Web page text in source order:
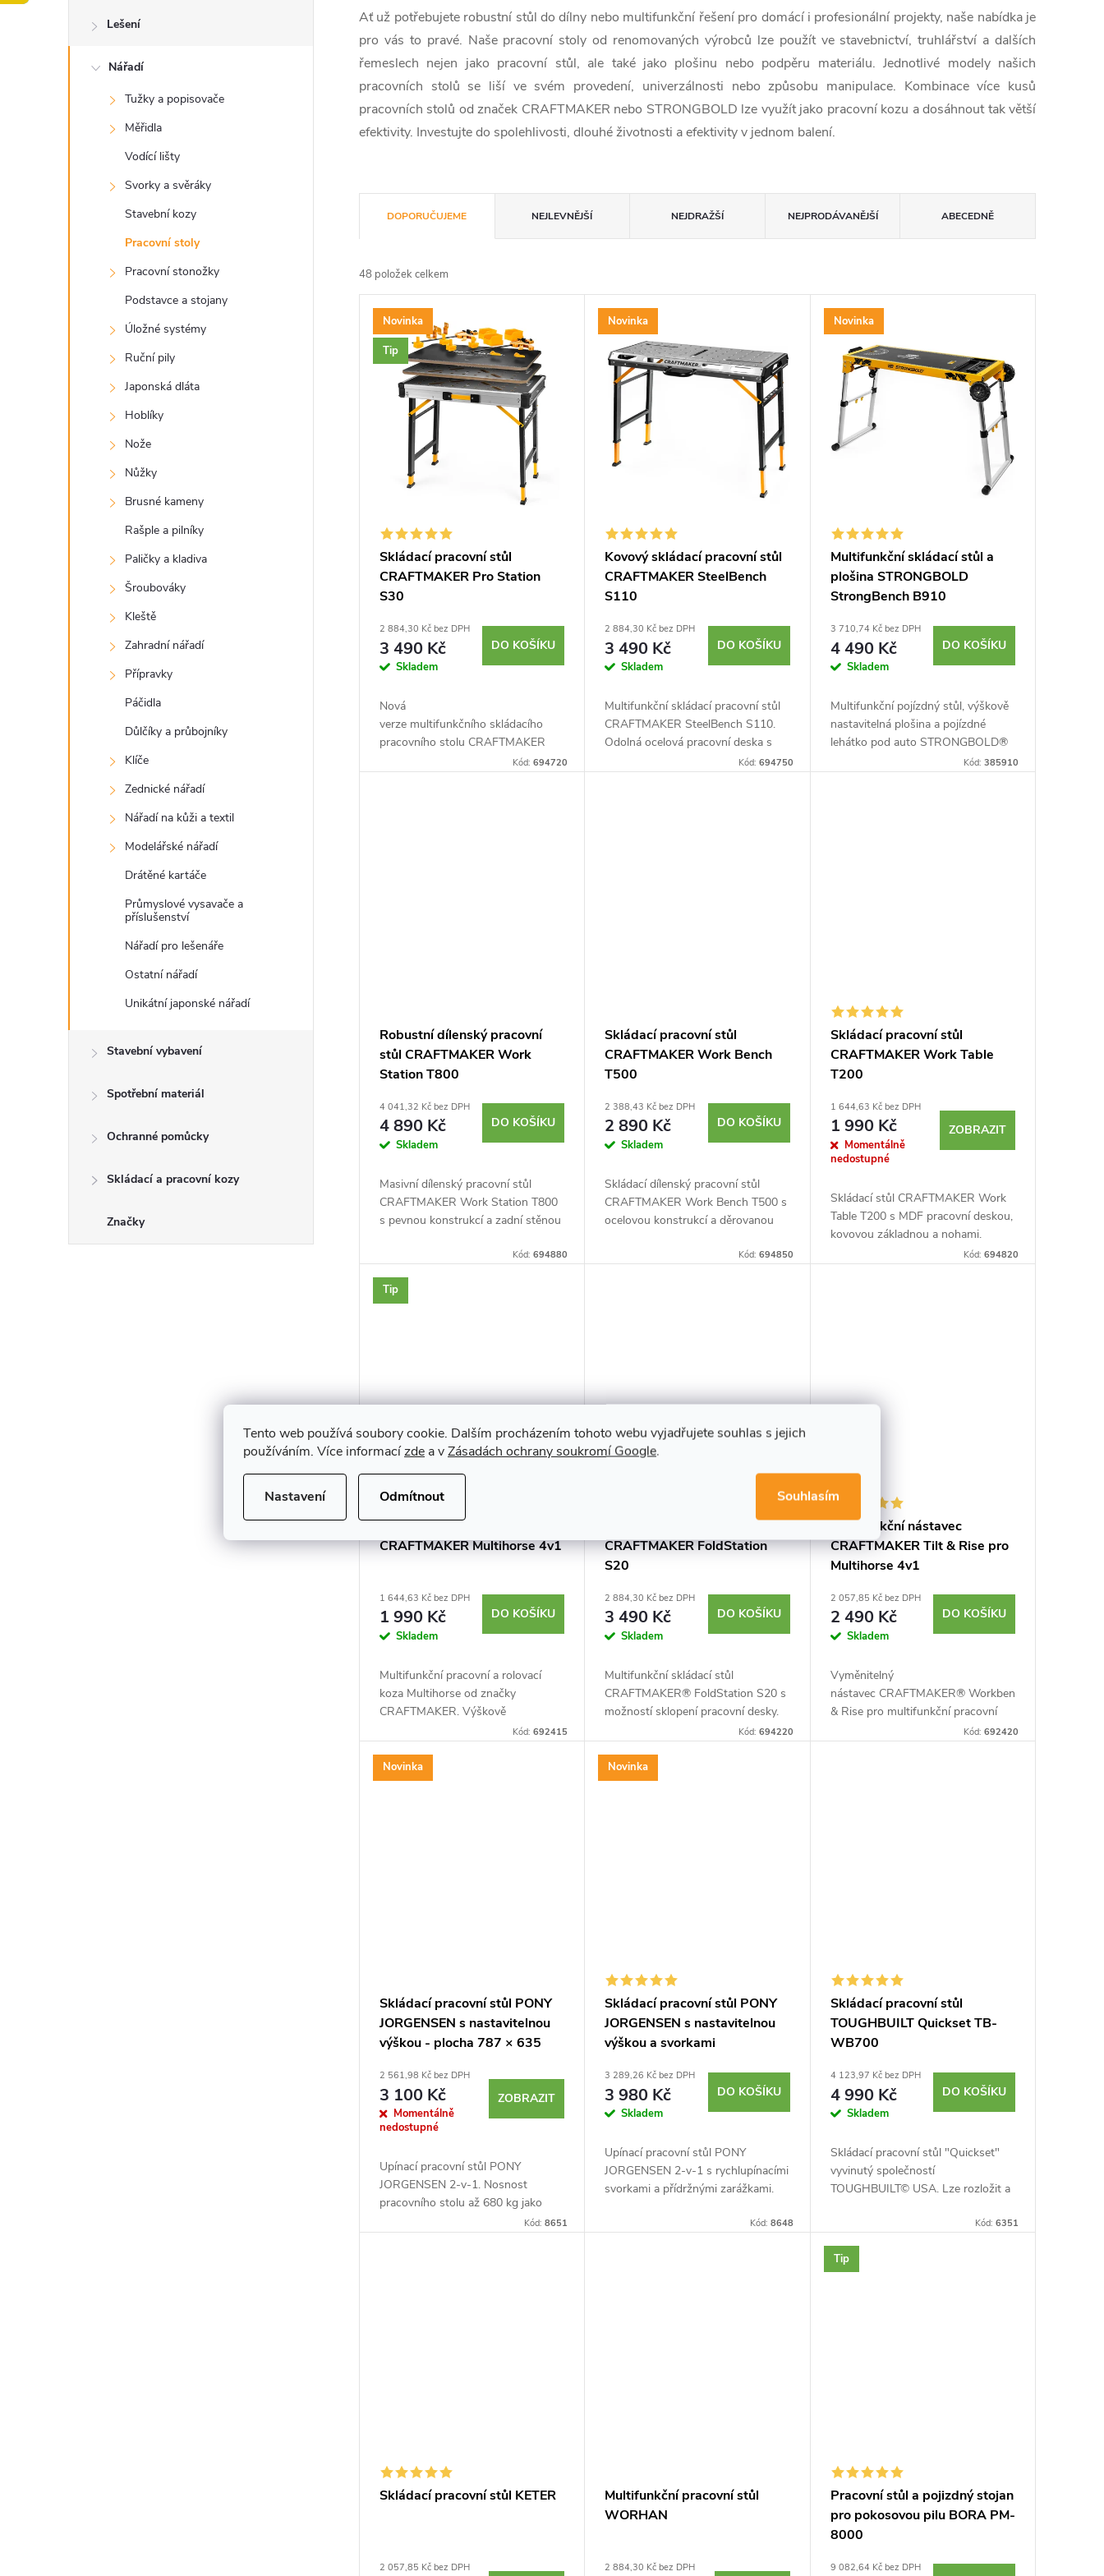
Tento web používá soubory cookie. Dalším procházením tohoto webu vyjadřujete souhlas s jejich
používáním. Více informacízde a vZásadách ochrany soukromí Google.
Nastavení Odmítnout Souhlasím
s
Lešení
Nářadí
Tužky a popisovače
Měřidla
Vodící lišty
Svorky a svěráky
Stavební kozy
Pracovní stoly
Pracovní stonožky
Podstavce a stojany
Úložné systémy
Ruční pily
Japonská dláta
Hoblíky
Nože
Nůžky
Brusné kameny
Rašple a pilníky
Paličky a kladiva
Šroubováky
Kleště
Zahradní nářadí
Přípravky
Páčidla
Důlčíky a průbojníky
Klíče
Zednické nářadí
Nářadí na kůži a textil
Modelářské nářadí
Drátěné kartáče
Průmyslové vysavače a
příslušenství
Nářadí pro lešenáře
Ostatní nářadí
Unikátní japonské nářadí
Stavební vybavení
Spotřební materiál
Ochranné pomůcky
Skládací a pracovní kozy
Značky
Ať už potřebujete robustní stůl do dílny nebo multifunkční řešení pro domácí i profesionální projekty, naše nabídka je
pro vás to pravé. Naše pracovní stoly od renomovaných výrobců lze použít ve stavebnictví, truhlářství a dalších
řemeslech nejen jako pracovní stůl, ale také jako plošinu nebo podpěru materiálu. Jednotlivé modely našich
pracovních stolů se liší ve svém provedení, univerzálnosti nebo způsobu manipulace. Kombinace více kusů
pracovních stolů od značek CRAFTMAKER nebo STRONGBOLD lze využít jako pracovní kozu a dosáhnout tak větší
efektivity. Investujte do spolehlivosti, dlouhé životnosti a efektivity v jednom balení.
a
z
e
n
DOPORUČUJEME NEJLEVNĚJŠÍ NEJDRAŽŠÍ NEJPRODÁVANĚJŠÍ ABECEDNĚ
48 položek celkem
V
ý
t
Novinka
Tip
Skládací pracovní stůl
CRAFTMAKER Pro Station
S30
2 884,30 Kč bez DPH
3 490 Kč
Skladem
DO KOŠÍKU
Nová
verze multifunkčního skládacího
pracovního stolu CRAFTMAKER
Pro Station S30 s výměnnou
Kód:694720
Novinka
Kovový skládací pracovní stůl
CRAFTMAKER SteelBench
S110
2 884,30 Kč bez DPH
3 490 Kč
Skladem
DO KOŠÍKU
Multifunkční skládací pracovní stůl
CRAFTMAKER SteelBench S110.
Odolná ocelová pracovní deska s
chytře umístěnými otvory pro
Kód: 694750
Novinka
Multifunkční skládací stůl a
plošina STRONGBOLD
StrongBench B910
3 710,74 Kč bez DPH
4 490 Kč
Skladem
DO KOŠÍKU
Multifunkční pojízdný stůl, výškově
nastavitelná plošina a pojízdné
lehátko pod auto STRONGBOLD®
StrongBench B910. Ocelová
Kód: 385910
Robustní dílenský pracovní
stůl CRAFTMAKER Work
Station T800
4 041,32 Kč bez DPH
4 890 Kč
Skladem
DO KOŠÍKU
Masivní dílenský pracovní stůl
CRAFTMAKER Work Station T800
s pevnou konstrukcí a zadní stěnou
Vyměnitelná MDF deska s odolným
černým...
Kód:694880
Skládací pracovní stůl
CRAFTMAKER Work Bench
T500
2 388,43 Kč bez DPH
2 890 Kč
Skladem
DO KOŠÍKU
Skládací dílenský pracovní stůl
CRAFTMAKER Work Bench T500 s
ocelovou konstrukcí a děrovanou
pegboardem pro organizaci nářadí.
Kód: 694850
Skládací pracovní stůl
CRAFTMAKER Work Table
T200
1 644,63 Kč bez DPH
1 990 Kč
Momentálně
nedostupné
ZOBRAZIT
Skládací stůl CRAFTMAKER Work
Table T200 s MDF pracovní deskou,
kovovou základnou a nohami.
Pevná pracovní výška je 74,5 cm.
Kód: 694820
Tip
Multifunkční pracovní koza
CRAFTMAKER Multihorse 4v1
1 644,63 Kč bez DPH
1 990 Kč
Skladem
DO KOŠÍKU
Multifunkční pracovní a rolovací
koza Multihorse od značky
CRAFTMAKER. Výškově
nastavitelná. 4 funkce – lze
pevným podstavcem, rolovací
kozu,...
Kód:692415
Skládací pracovní stůl a koza
CRAFTMAKER FoldStation
S20
2 884,30 Kč bez DPH
3 490 Kč
Skladem
DO KOŠÍKU
Multifunkční skládací stůl
CRAFTMAKER® FoldStation S20 s
možností sklopení pracovní desky.
Ocelová konstrukce, výškově
prostor, MDF pracovní deska....
Kód: 694220
Multifunkční nástavec
CRAFTMAKER Tilt & Rise pro
Multihorse 4v1
2 057,85 Kč bez DPH
2 490 Kč
Skladem
DO KOŠÍKU
Vyměnitelný
nástavec CRAFTMAKER® Workbench Tilt
& Rise pro multifunkční pracovní
kozu CRAFTMAKER Multihorse
Kód: 692420
Novinka
Skládací pracovní stůl PONY
JORGENSEN s nastavitelnou
výškou - plocha 787 × 635
2 561,98 Kč bez DPH
3 100 Kč
Momentálně
nedostupné
ZOBRAZIT
Upínací pracovní stůl PONY
JORGENSEN 2-v-1. Nosnost
pracovního stolu až 680 kg jako
stavební koza. Praktická a snadná
Kód:8651
Novinka
Skládací pracovní stůl PONY
JORGENSEN s nastavitelnou
výškou a svorkami
3 289,26 Kč bez DPH
3 980 Kč
Skladem
DO KOŠÍKU
Upínací pracovní stůl PONY
JORGENSEN 2-v-1 s rychlupínacími
svorkami a přídržnými zarážkami.
454 kg jako stavební koza. Praktická
Kód: 8648
Skládací pracovní stůl
TOUGHBUILT Quickset TB-
WB700
4 123,97 Kč bez DPH
4 990 Kč
Skladem
DO KOŠÍKU
Skládací pracovní stůl "Quickset"
vyvinutý společností
TOUGHBUILT© USA. Lze rozložit a
otvory na svorky či bench dogy.
Povrch s měřící stupnicí a...
Kód: 6351
Skládací pracovní stůl KETER
2 057,85 Kč bez DPH
Multifunkční pracovní stůl
WORHAN
2 884,30 Kč bez DPH
Tip
Pracovní stůl a pojizdný stojan
pro pokosovou pilu BORA PM-
8000
9 082,64 Kč bez DPH